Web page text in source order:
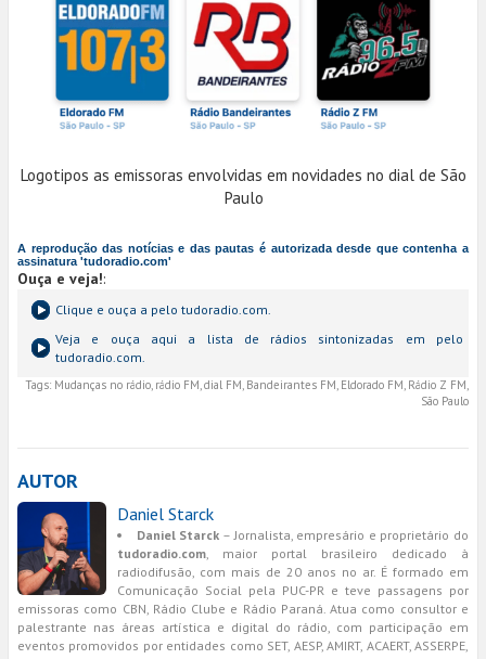
Logotipos as emissoras envolvidas em novidades no dial de São
Paulo
A reprodução das notícias e das pautas é autorizada desde que contenha a
assinatura 'tudoradio.com'
Ouça e veja!:
Clique e ouça a pelo tudoradio.com.
Veja e ouça aqui a lista de rádios sintonizadas em pelo
tudoradio.com.
Tags: Mudanças no rádio, rádio FM, dial FM, Bandeirantes FM, Eldorado FM, Rádio Z FM,
São Paulo
AUTOR
Daniel Starck
Daniel Starck – Jornalista, empresário e proprietário do
tudoradio.com, maior portal brasileiro dedicado à
radiodifusão, com mais de 20 anos no ar. É formado em
Comunicação Social pela PUC-PR e teve passagens por
emissoras como CBN, Rádio Clube e Rádio Paraná. Atua como consultor e
palestrante nas áreas artística e digital do rádio, com participação em
eventos promovidos por entidades como SET, AESP, AMIRT, ACAERT, ASSERPE,